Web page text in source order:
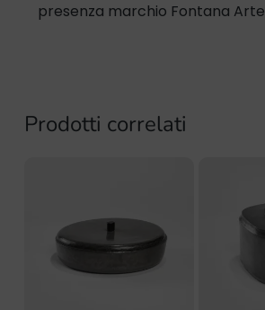
presenza marchio Fontana Arte
Prodotti correlati